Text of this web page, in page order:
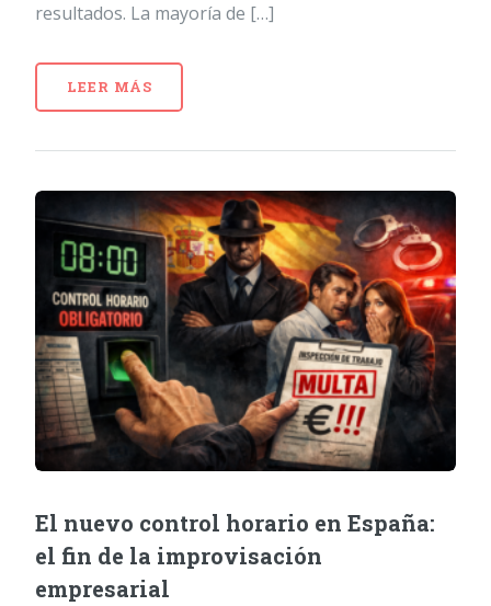
resultados. La mayoría de […]
LEER MÁS
El nuevo control horario en España:
el fin de la improvisación
empresarial